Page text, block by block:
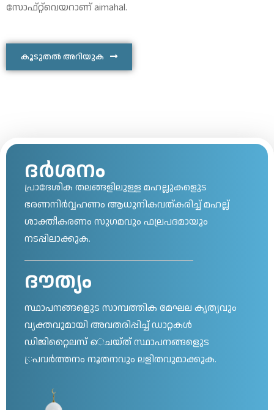
സോഫ്റ്റ്‌വെയറാണ് aimahal.
കൂടുതൽ അറിയുക
ദർശനം
പ്രാദേശിക തലങ്ങളിലുള്ള മഹല്ലുകളുെട
ഭരണനിർവ്വഹണം ആധുനികവത്കരിച്ച് മഹല്ല്
ശാക്തീകരണം സുഗമവും ഫല്രപദമായും
നടപ്പിലാക്കുക.
ദൗത്യം
സ്ഥാപനങ്ങളുെട സാമ്പത്തിക മേഘല കൃത്യവും
വ്യക്തവുമായി അവതരിപ്പിച്ച് ഡാറ്റകൾ
ഡിജിറ്റൈലസ് െചയ്ത് സ്ഥാപനങ്ങളുെട
്രപവർത്തനം നൂതനവും ലളിതവുമാക്കുക.